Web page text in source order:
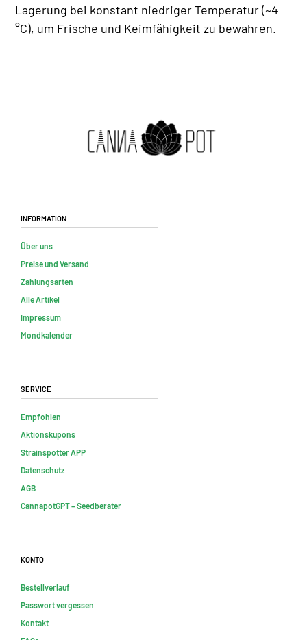
Lagerung bei konstant niedriger Temperatur (~4
°C), um Frische und Keimfähigkeit zu bewahren.
Information
Über uns
Preise und Versand
Zahlungsarten
Alle Artikel
Impressum
Mondkalender
Service
Empfohlen
Aktionskupons
Strainspotter APP
Datenschutz
AGB
CannapotGPT – Seedberater
Konto
Bestellverlauf
Passwort vergessen
Kontakt